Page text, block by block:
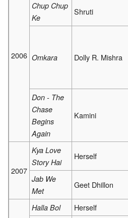
2006
Chup Chup
Ke
Shruti
Omkara Dolly R. Mishra
Don - The
Chase
Begins
Again
Kamini
2007
Kya Love
Story Hai
Herself
Jab We
Met
Geet Dhillon
Halla Bol Herself